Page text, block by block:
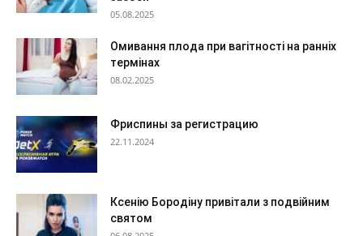
05.08.2025
Омивання плода при вагітності на ранніх
термінах
08.02.2025
Фриспины за регистрацию
22.11.2024
Ксенію Бородіну привітали з подвійним
святом